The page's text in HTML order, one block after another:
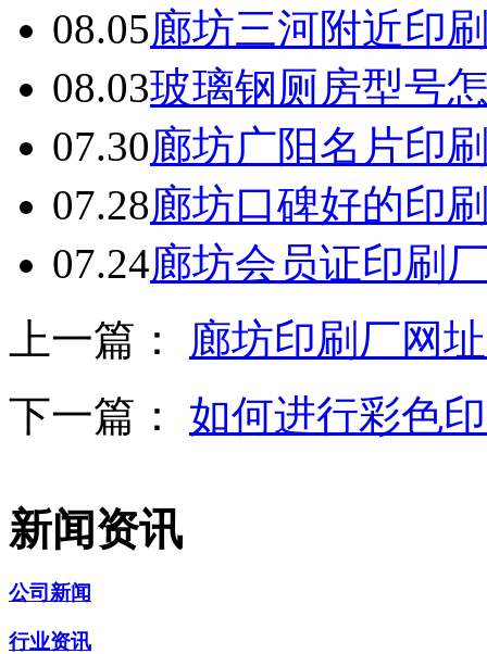
08.05廊坊三河附近印
08.03玻璃钢厕房型号
07.30廊坊广阳名片印
07.28廊坊口碑好的印
07.24廊坊会员证印刷
上一篇： 廊坊印刷厂网
下一篇： 如何进行彩色
新闻资讯
公司新闻
行业资讯